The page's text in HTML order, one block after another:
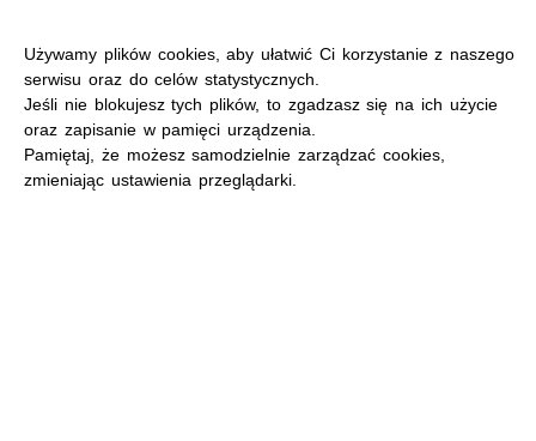
Używamy plików cookies, aby ułatwić Ci korzystanie z naszego
serwisu oraz do celów statystycznych.
Jeśli nie blokujesz tych plików, to zgadzasz się na ich użycie
oraz zapisanie w pamięci urządzenia.
Pamiętaj, że możesz samodzielnie zarządzać cookies,
zmieniając ustawienia przeglądarki.
MENU